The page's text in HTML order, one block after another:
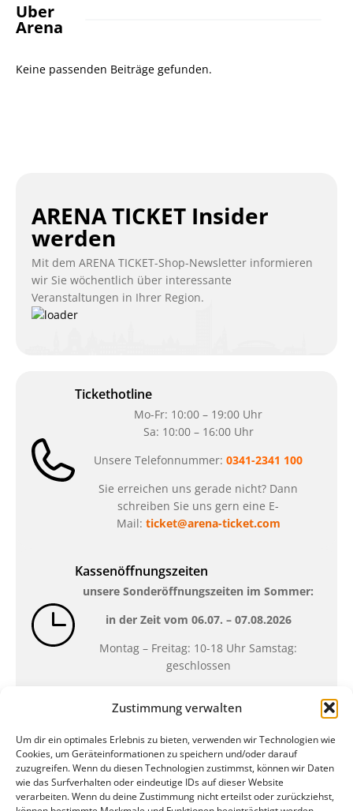
Zustimmung verwalten
Um dir ein optimales Erlebnis zu bieten, verwenden wir Technologien wie
Cookies, um Geräteinformationen zu speichern und/oder darauf
zuzugreifen. Wenn du diesen Technologien zustimmst, können wir Daten
wie das Surfverhalten oder eindeutige IDs auf dieser Website
verarbeiten. Wenn du deine Zustimmung nicht erteilst oder zurückziehst,
Uber
Arena
Keine passenden Beiträge gefunden.
ARENA TICKET Insider
werden
Mit dem ARENA TICKET-Shop-Newsletter informieren
wir Sie wöchentlich über interessante
Veranstaltungen in Ihrer Region.
Tickethotline
Mo-Fr: 10:00 – 19:00 Uhr
Sa: 10:00 – 16:00 Uhr
Unsere Telefonnummer: 0341-2341 100
Sie erreichen uns gerade nicht? Dann
schreiben Sie uns gern eine E-
Mail: ticket@arena-ticket.com
Kassenöffnungszeiten
unsere Sonderöffnungszeiten im Sommer:
in der Zeit vom 06.07. – 07.08.2026
Montag – Freitag: 10-18 Uhr Samstag:
geschlossen
QUARTERBACK Immobilien ARENA
Am Sportforum 2, 04105 Leipzig
Sie erreichen uns mit dem Öffentlichen
Nahverkehr: Straßenbahn Linien 3, 4, 7, 8, 15